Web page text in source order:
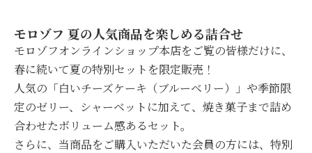
モロゾフ 夏の人気商品を楽しめる詰合せ
モロゾフオンラインショップ本店をご覧の皆様だけに、
春に続いて夏の特別セットを限定販売！
人気の「白いチーズケーキ（ブルーベリー）」や季節限
定のゼリー、 シャーベットに加えて、焼き菓子まで詰め
合わせたボリューム感あるセット。
さらに、当商品をご購入いただいた会員の方には、 特別